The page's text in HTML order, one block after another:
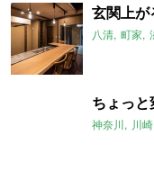
玄関上が
八清 町家
ちょっ
神奈川 川崎